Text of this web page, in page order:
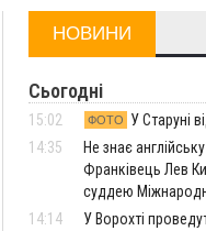
НОВИНИ
Сьогодні
15:02 ФОТО
У Старуні
14:35
Не знає
Франківець Лев
суддею
14:14
У Ворохті